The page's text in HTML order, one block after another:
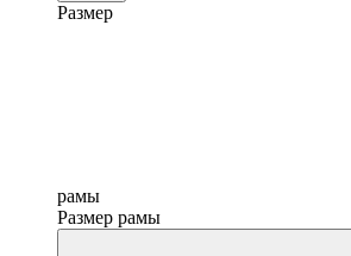
Размер
рамы
Размер рамы